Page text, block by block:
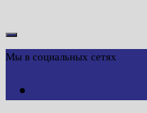
Мы в социальных сетях